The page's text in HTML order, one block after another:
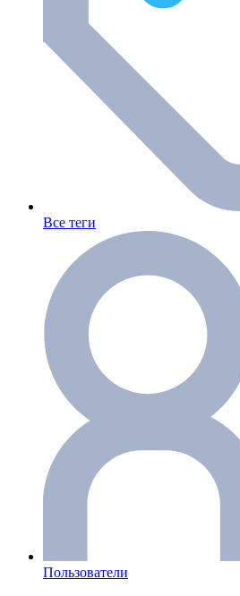
Все теги
Пользователи